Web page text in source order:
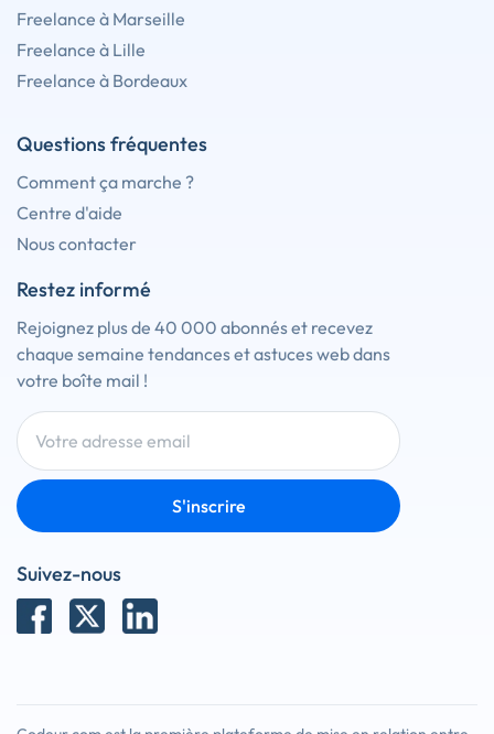
Freelance à Marseille
Freelance à Lille
Freelance à Bordeaux
Questions fréquentes
Comment ça marche ?
Centre d'aide
Nous contacter
Restez informé
Rejoignez plus de 40 000 abonnés et recevez
chaque semaine tendances et astuces web dans
votre boîte mail !
S'inscrire
Suivez-nous